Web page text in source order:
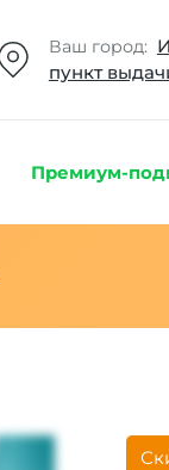
Ваш город:
пункт
Премиум-